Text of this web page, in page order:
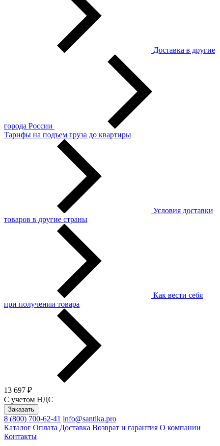
Доставка в другие
города России
Тарифы на подъем груза до квартиры
Условия доставки
товаров в другие страны
Как вести себя
при получении товара
13 697 ₽
С учетом НДС
Заказать
8 (800) 700-62-41 info@santika.pro
Каталог Оплата Доставка Возврат и гарантия О компании
Контакты